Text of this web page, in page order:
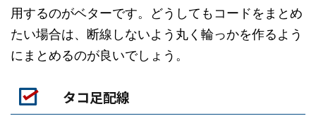
用するのがベターです。どうしてもコードをまとめ
たい場合は、断線しないよう丸く輪っかを作るよう
にまとめるのが良いでしょう。
タコ足配線